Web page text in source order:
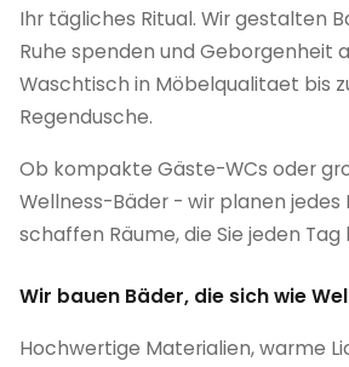
Ihr tägliches Ritual. Wir gestalten
Ruhe spenden und Geborgenheit
Waschtisch in Möbelqualitaet bis
Regendusche.
Ob kompakte Gäste-WCs oder
Wellness-Bäder - wir planen jedes
schaffen Räume, die Sie jeden Tag
Wir bauen Bäder, die sich wie
Hochwertige Materialien, warme